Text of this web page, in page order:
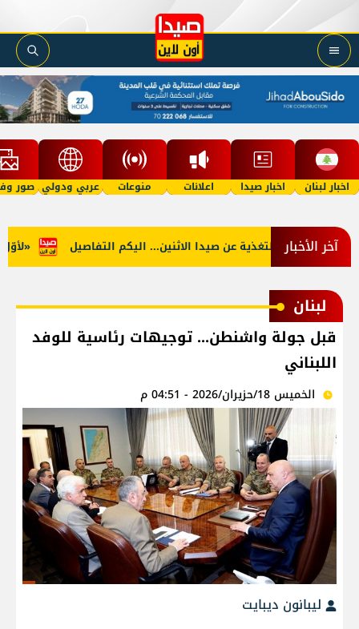
اخبار لبنان اخبار صيدا اعلانات منوعات عربي ودولي صور
آخر الأخبار «لأوّل توقف التغذية عن صيدا الاثنين... اليكم التفاصيل
لبنان
قبل جولة واشنطن... توجيهات رئاسية للوفد
اللبناني
الخميس 18/حزيران/2026 - 04:51 م
ليبانون ديبايت